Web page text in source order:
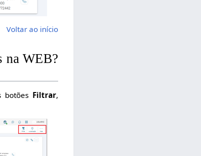
Voltar ao início
na WEB?
botões Filtrar,